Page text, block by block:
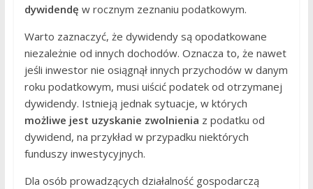
dywidendę w rocznym zeznaniu podatkowym.
Warto zaznaczyć, że dywidendy są opodatkowane
niezależnie od innych dochodów. Oznacza to, że nawet
jeśli inwestor nie osiągnął innych przychodów w danym
roku podatkowym, musi uiścić podatek od otrzymanej
dywidendy. Istnieją jednak sytuacje, w których
możliwe jest uzyskanie zwolnienia z podatku od
dywidend, na przykład w przypadku niektórych
funduszy inwestycyjnych.
Dla osób prowadzących działalność gospodarczą